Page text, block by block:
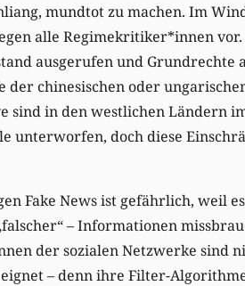
mundtot zu machen. Im
alle Regimekritiker*innen
ausgerufen und Grundrechte
chinesischen oder
sind in den westlichen Ländern
unterworfen, doch diese
Fake News ist gefährlich, weil
– Informationen
der sozialen Netzwerke sind
– denn ihre Filter-